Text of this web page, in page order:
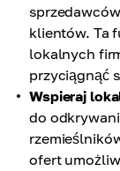
klientów. Ta
lokalnych
przyciągnąć
Wspieraj
do
ofert